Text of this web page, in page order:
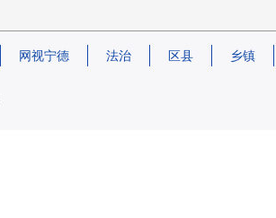
网视宁德 法治 区县 乡镇